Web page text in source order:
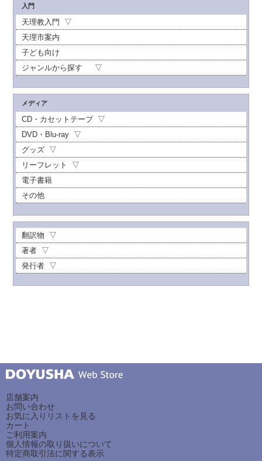
入門
天理教入門
天理市案内
子ども向け
ジャンルから探す
メディア
CD・カセットテープ
DVD・Blu-ray
グッズ
リーフレット
電子書籍
その他
翻訳物
著者
発行者
店舗案内
お問い合わせ
お気に入りリストを見る
カート
ご利用案内
個人情報の取り扱いについて
特定商取引法に関する表示